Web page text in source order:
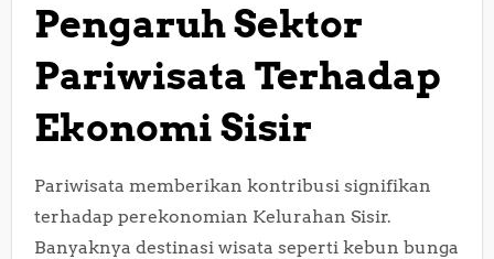
Pengaruh Sektor
Pariwisata Terhadap
Ekonomi Sisir
Pariwisata memberikan kontribusi signifikan
terhadap perekonomian Kelurahan Sisir.
Banyaknya destinasi wisata seperti kebun bunga